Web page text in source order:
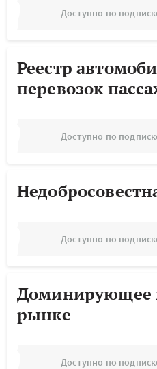
Доступно по
Реестр
перевозок
Доступно по
Доступно по
Доминирующее
рынке
Доступно по